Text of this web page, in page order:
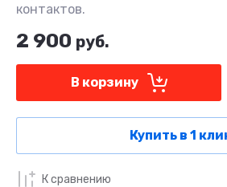
контактов.
2 900 руб.
В корзину
Купить в 1
К сравнению